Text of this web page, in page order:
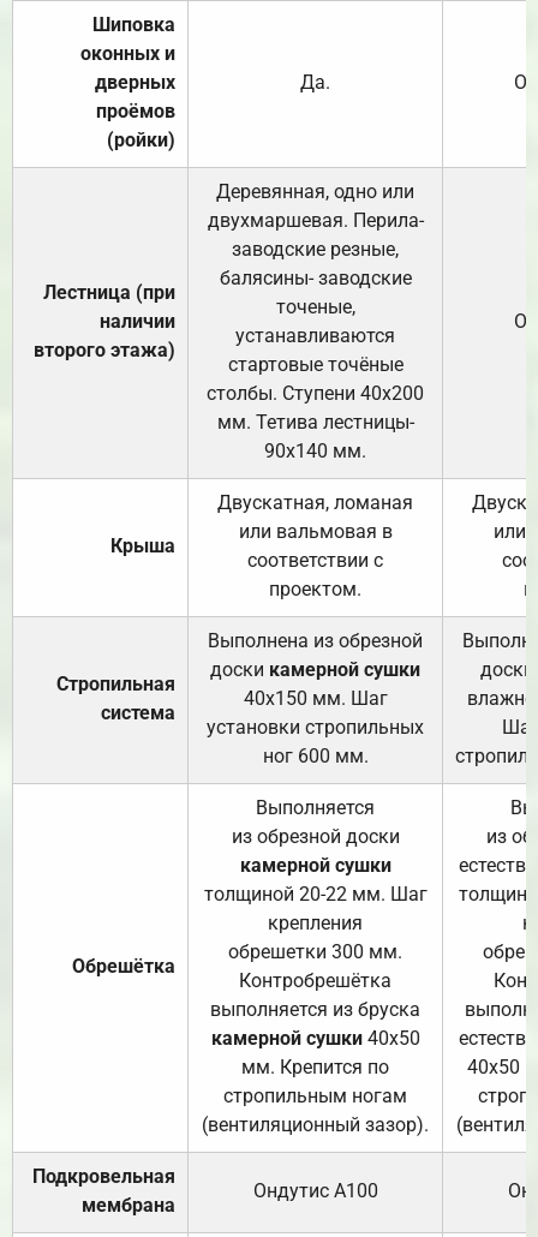
Шиповка
оконных и
дверных
проёмов
(ройки)
Да.
Лестница (при
наличии
второго этажа)
Деревянная, одно или
двухмаршевая. Перила-
заводские резные,
балясины- заводские
точеные,
устанавливаются
стартовые точёные
столбы. Ступени 40х200
мм. Тетива лестницы-
90х140 мм.
Крыша
Двускатная, ломаная
или вальмовая в
соответствии с
проектом.
или
Стропильная
система
Выполнена из обрезной
доски камерной сушки
40х150 мм. Шаг
установки стропильных
ног 600 мм.
доски
Обрешётка
Выполняется
из обрезной доски
камерной сушки
толщиной 20-22 мм. Шаг
крепления
обрешетки 300 мм.
Контробрешётка
выполняется из бруска
камерной сушки40х50
мм. Крепится по
стропильным ногам
(вентиляционный зазор).
из
40х50
Подкровельная
мембрана
Ондутис А100